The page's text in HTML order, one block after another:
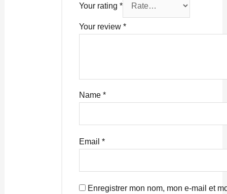
Your rating*
Your review*
Name*
Email*
Enregistrer mon nom, mon e-mail et